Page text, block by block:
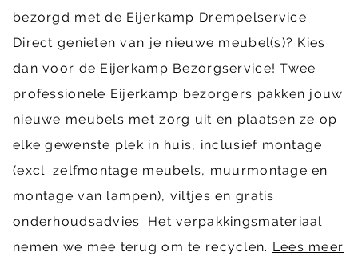
bezorgd met de Eijerkamp Drempelservice.
Direct genieten van je nieuwe meubel(s)? Kies
dan voor de Eijerkamp Bezorgservice! Twee
professionele Eijerkamp bezorgers pakken jouw
nieuwe meubels met zorg uit en plaatsen ze op
elke gewenste plek in huis, inclusief montage
(excl. zelfmontage meubels, muurmontage en
montage van lampen), viltjes en gratis
onderhoudsadvies. Het verpakkingsmateriaal
nemen we mee terug om te recyclen. Lees meer